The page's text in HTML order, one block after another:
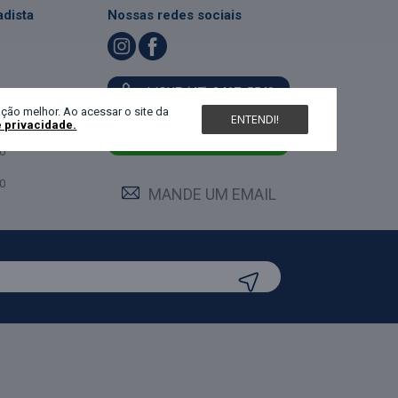
melhor. Ao acessar o site da
privacidade.
ENTENDI!
feira:
Nossas redes sociais
LIGUE (47) 3467-5540
MANDE UM EMAIL